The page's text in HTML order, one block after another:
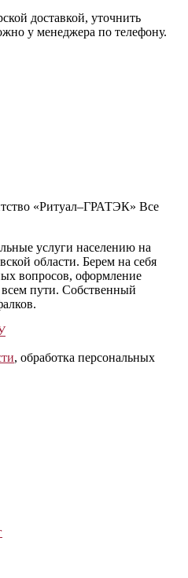
доставкой, уточнить
у менеджера по телефону.
«Ритуал–ГРАТЭК» Все
услуги населению на
области. Берем на себя
вопросов, оформление
пути. Собственный
, обработка персональных